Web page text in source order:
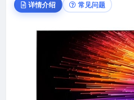
详情介绍 常见问题